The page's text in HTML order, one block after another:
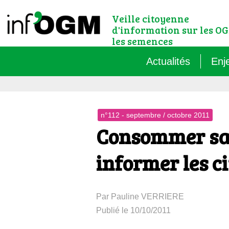
Veille citoyenne
d'information sur les
les semences
Actualités
Le
n°112 - septembre / octobre 2011
Consommer
informer les
Par Pauline VERRIERE
Publié le 10/10/2011